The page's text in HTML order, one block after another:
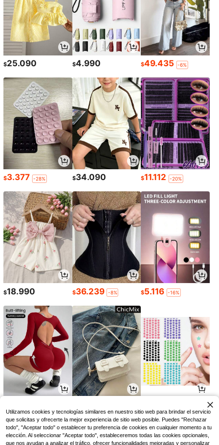
$25.090 $4.990 $49.435 -6%
$3.377 -28% $34.090 $11.112 -20%
$18.990 $36.239 -8% $5.116 -16%
Utilizamos cookies y tecnologías similares en nuestro sitio web para brindar el servicio
que solicitas y ofrecerte la mejor experiencia de sitio web posible. Puedes "Rechazar
todo", "Aceptar todo" o establecer tu preferencia de cookies en cualquier momento a tu
elección. Al seleccionar "Aceptar todo", estableceremos todas las cookies opcionales,
que nos ayudan a analizar el tráfico, ofrecer funcionalidades mejoradas y personalizar